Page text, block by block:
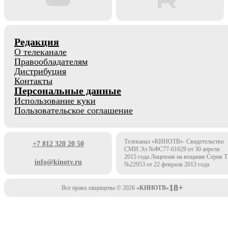
Редакция
О телеканале
Правообладателям
Дистрибуция
Контакты
Персональные данные
Использование куки
Пользовательское соглашение
+7 812 320 20 50
info@kinotv.ru
Телеканал «КИНОТВ». Свидетельство
СМИ Эл №ФС77-61629 от 30 апреля
2015 года Лицензия на вещание Серия
№22953 от 22 февраля 2013 года
Все права защищены © 2026 «КИНОТВ»18+